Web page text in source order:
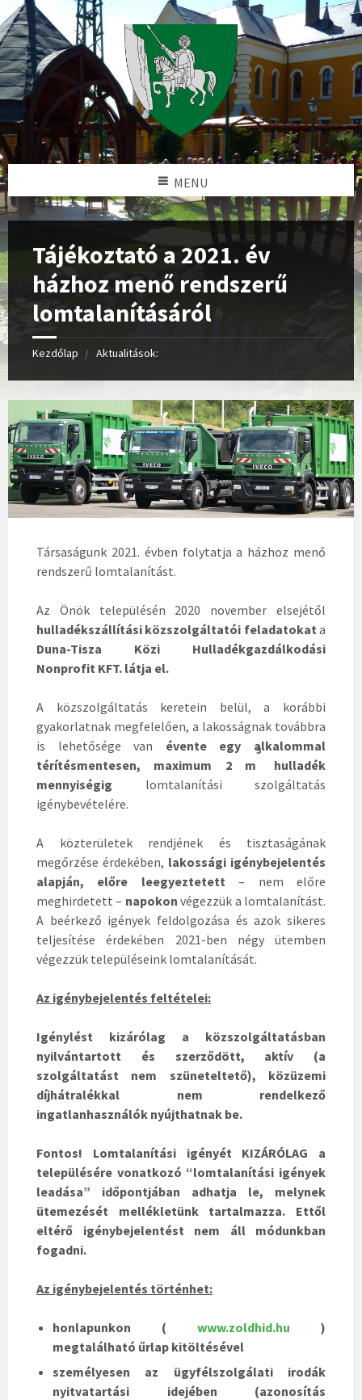
MENU
Tájékoztató a 2021. év
házhoz menő rendszerű
lomtalanításáról
Kezdőlap Aktualitások:
Társaságunk 2021. évben folytatja a házhoz menő
rendszerű lomtalanítást.
Az Önök településén 2020 november elsejétől
hulladékszállítási közszolgáltatói feladatokat a
Duna-Tisza Közi Hulladékgazdálkodási
Nonprofit KFT. látja el.
A közszolgáltatás keretein belül, a korábbi
gyakorlatnak megfelelően, a lakosságnak továbbra
is lehetősége van évente egy alkalommal
térítésmentesen, maximum 2 m
3
hulladék
mennyiségig lomtalanítási szolgáltatás
igénybevételére.
A közterületek rendjének és tisztaságának
megőrzése érdekében, lakossági igénybejelentés
alapján, előre leegyeztetett – nem előre
meghirdetett – napokon végezzük a lomtalanítást.
A beérkező igények feldolgozása és azok sikeres
teljesítése érdekében 2021-ben négy ütemben
végezzük településeink lomtalanítását.
Az igénybejelentés feltételei:
Igénylést kizárólag a közszolgáltatásban
nyilvántartott és szerződött, aktív (a
szolgáltatást nem szüneteltető), közüzemi
díjhátralékkal nem rendelkező
ingatlanhasználók nyújthatnak be.
Fontos! Lomtalanítási igényét KIZÁRÓLAG a
településére vonatkozó “lomtalanítási igények
leadása” időpontjában adhatja le, melynek
ütemezését mellékletünk tartalmazza. Ettől
eltérő igénybejelentést nem áll módunkban
fogadni.
Az igénybejelentés történhet:
honlapunkon ( www.zoldhid.hu )
megtalálható űrlap kitöltésével
személyesen az ügyfélszolgálati irodák
nyitvatartási idejében (azonosítás